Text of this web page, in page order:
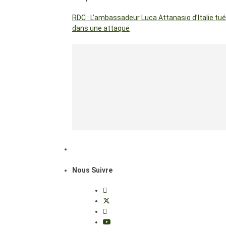
RDC : L’ambassadeur Luca Attanasio d’Italie tué
dans une attaque
Nous Suivre